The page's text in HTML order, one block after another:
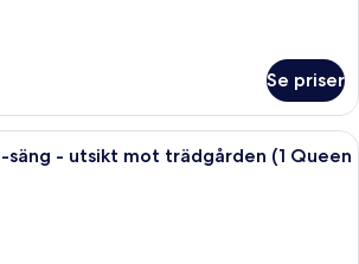
Se priser
Ett hotellrum med en stor säng, ett
säng - utsikt mot trädgården (1 Queen